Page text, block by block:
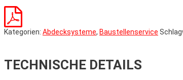
Kategorien: Abdecksysteme, Baustellenservice
TECHNISCHE DETAILS